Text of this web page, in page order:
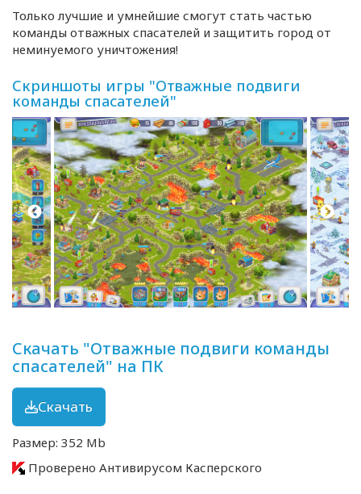
Только лучшие и умнейшие смогут стать частью
команды отважных спасателей и защитить город от
неминуемого уничтожения!
Скриншоты игры "Отважные подвиги
команды спасателей"
Скачать "Отважные подвиги команды
спасателей" на ПК
Скачать
Размер: 352 Mb
Проверено Антивирусом Касперского